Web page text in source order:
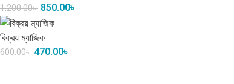
1,200.00৳ 850.00৳
বিক্রয় ম্যাজিক
600.00৳ 470.00৳